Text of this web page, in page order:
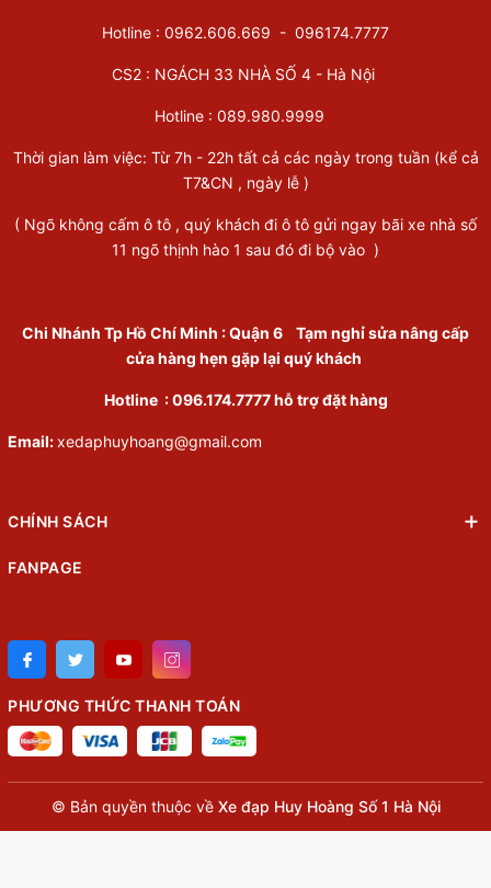
Hotline : 0962.606.669 - 096174.7777
CS2 : NGÁCH 33 NHÀ SỐ 4 - Hà Nội
Hotline : 089.980.9999
Thời gian làm việc: Từ 7h - 22h tất cả các ngày trong tuần (kể cả
T7&CN , ngày lễ )
( Ngõ không cấm ô tô , quý khách đi ô tô gửi ngay bãi xe nhà số
11 ngõ thịnh hào 1 sau đó đi bộ vào )
Chi Nhánh Tp Hồ Chí Minh :Quận 6 Tạm nghỉ sửa nâng cấp
cửa hàng hẹn gặp lại quý khách
Hotline : 096.174.7777 hỗ trợ đặt hàng
Email:xedaphuyhoang@gmail.com
CHÍNH SÁCH
FANPAGE
PHƯƠNG THỨC THANH TOÁN
© Bản quyền thuộc về Xe đạp Huy Hoàng Số 1 Hà Nội